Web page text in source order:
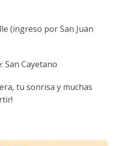
(ingreso por San Juan
San Cayetano
tu sonrisa y muchas